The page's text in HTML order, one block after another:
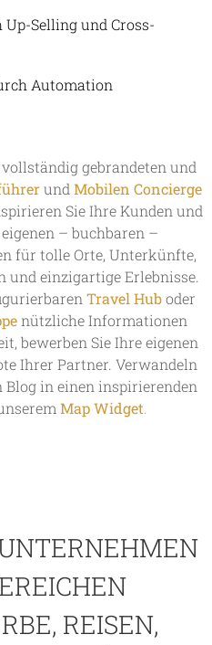
Selling und Cross-
Automation
gebrandeten und
undMobilen Concierge
Sie Ihre Kunden und
– buchbaren –
für tolle Orte, Unterkünfte,
und einzigartige Erlebnisse.
Travel Huboder
nützliche Informationen
bewerben Sie Ihre eigenen
Ihrer Partner. Verwandeln
Blog in einen inspirierenden
Map Widget.
REISEN,